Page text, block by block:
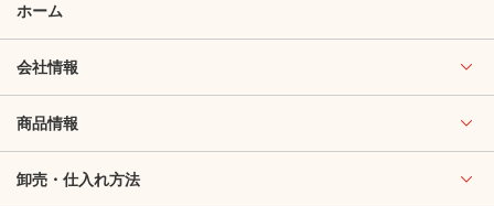
ホーム
会社情報
商品情報
卸売・仕入れ方法